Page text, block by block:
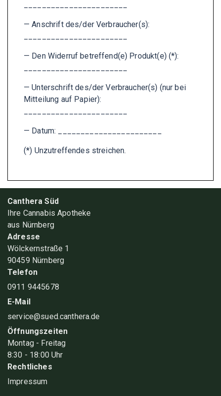
— Anschrift des/der Verbraucher(s):
— Den Widerruf betreffend(e) Produkt(e) (*):
— Unterschrift des/der Verbraucher(s) (nur bei
Mitteilung auf Papier):
— Datum: _______________________
(*) Unzutreffendes streichen.
Canthera Süd
Ihre Cannabis Apotheke
aus Nürnberg
Adresse
Wölckernstraße 1
90459 Nürnberg
Telefon
0911 9445678
E-Mail
service@sued.canthera.de
Öffnungszeiten
Montag - Freitag
8:30 - 18:00Uhr
Rechtliches
Impressum